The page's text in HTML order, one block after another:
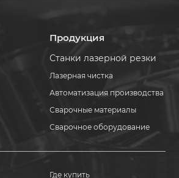
Продукция
Станки лазерной резки
Лазерная чистка
Автоматизация производства
Сварочные материалы
Сварочное оборудование
Где купить